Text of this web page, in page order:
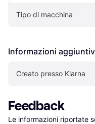
Tipo di macchina
Informazioni
Creato presso Klarna
Feedback
Le informazioni riportate